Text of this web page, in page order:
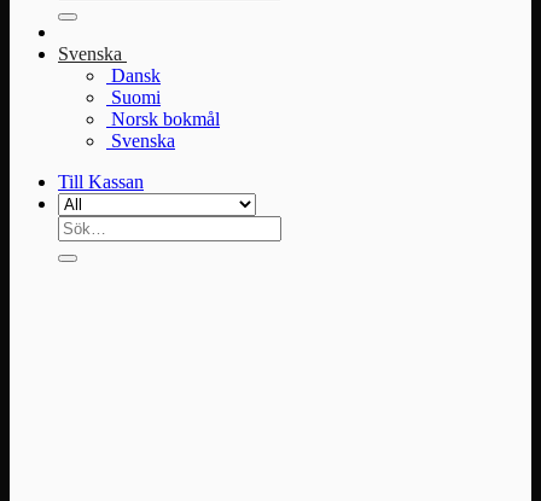
efter:
Svenska
Dansk
Suomi
Norsk bokmål
Svenska
Till Kassan
Sök
efter: